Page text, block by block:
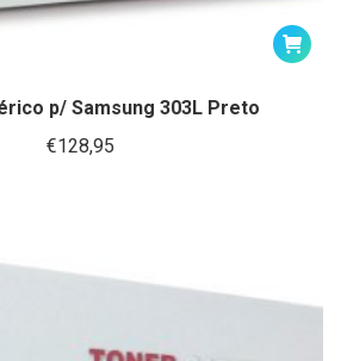
p/ Samsung 303L Preto
€128,95